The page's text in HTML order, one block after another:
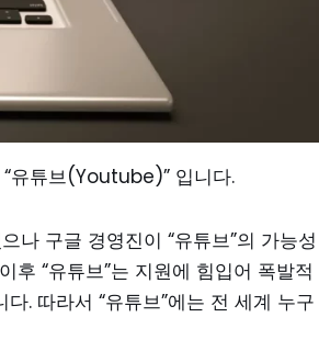
유튜브(Youtube)” 입니다.
나 구글 경영진이 “유튜브”의 가능성
“유튜브”는 지원에 힘입어 폭발적
. 따라서 “유튜브”에는 전 세계 누구